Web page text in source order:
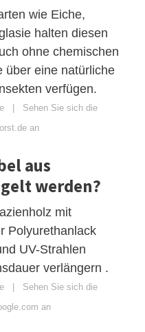
wie Eiche,
halten diesen
ohne chemischen
über eine natürliche
verfügen.
| Sehen Sie sich die
an
aus
werden?
mit
Polyurethanlack
UV-Strahlen
verlängern .
| Sehen Sie sich die
an